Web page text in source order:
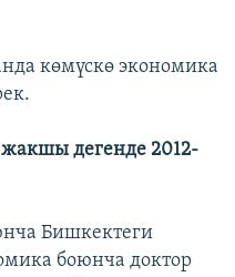
көмүскө экономика
дегенде 2012-
Бишкектеги
боюнча доктор